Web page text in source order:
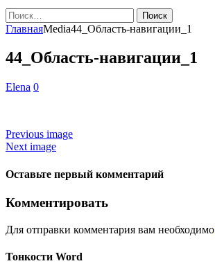
Найти:
ГлавнаяMedia44_Область-навигации_1
44_Область-навигации_1
Elena 0
Previous image
Next image
Оставьте первый комментарий
Комментировать
Для отправки комментария вам необходимо
Тонкости Word